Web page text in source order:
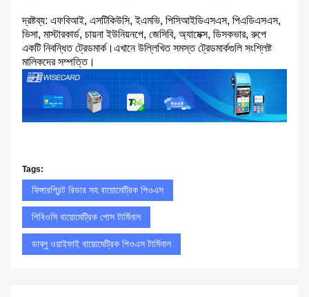
দ্রষ্টব্য: এফবিআই, এসটিকিউসি, ইএমভি, পিসিআইডিএসএস, পিএডিএসএস,
ভিসা, মাস্টারকার্ড, চায়না ইউনিয়নপে, জেসিবি, অ্যামেক্স, ডিসকভার, রুপে
একটি নিবন্ধিত ট্রেডমার্ক।এখানে উল্লিখিত সমস্ত ট্রেডমার্কগুলি সংশ্লিষ্ট
মালিকদের সম্পত্তি।
Tags:
ফিঙ্গারপ্রিন্ট রিডার সহ বায়োমেট্রিক পিওএস
পিবিওসি বায়োমেট্রিক পোস টার্মিনাল
ডাব্লু ওয়াইফাই বায়োমেট্রিক পিওএস টার্মিনাল